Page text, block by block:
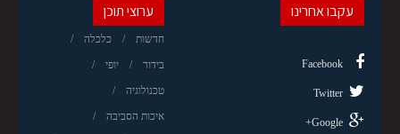
ערוצי תוכן
חדשות כלכלה
בידור יופי
טכנולוגיה
איכות הסביבה
עקבו אחרינו
Facebook
Twitter
Google+